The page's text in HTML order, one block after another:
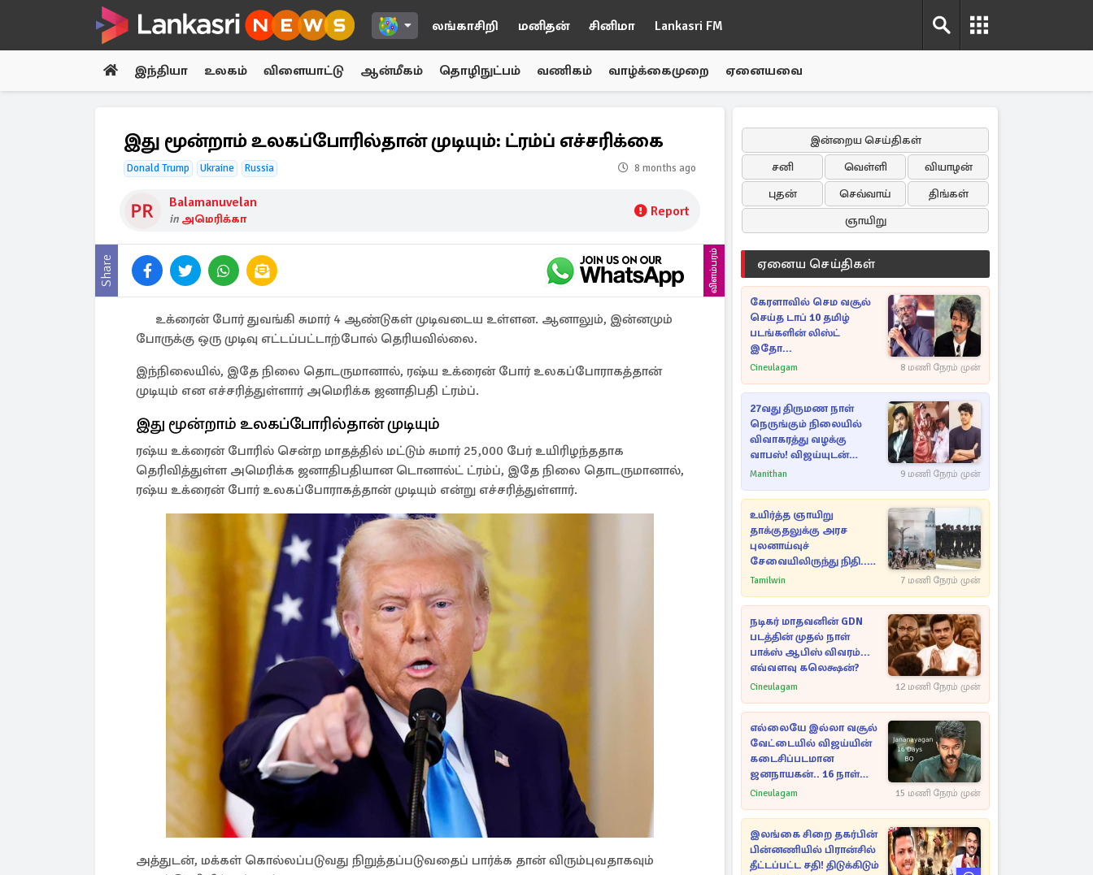
லங்காசிறி மனிதன் சினிமா Lankasri FM
இந்தியா உலகம் விளையாட்டு ஆன்மீகம் தொழிநுட்பம் வணிகம் வாழ்க்கைமுறை ஏனையவை
இது மூன்றாம் உலகப்போரில்தான் முடியும்: ட்ரம்ப் எச்சரிக்கை
Donald Trump Ukraine Russia 8 months ago
Balamanuvelan
in அமெரிக்கா Report
Share விளம்பரம்
உக்ரைன் போர் துவங்கி சுமார் 4 ஆண்டுகள் முடிவடைய உள்ளன. ஆனாலும், இன்னமும்
போருக்கு ஒரு முடிவு எட்டப்பட்டாற்போல் தெரியவில்லை.
இந்நிலையில், இதே நிலை தொடருமானால், ரஷ்ய உக்ரைன் போர் உலகப்போராகத்தான்
முடியும் என எச்சரித்துள்ளார் அமெரிக்க ஜனாதிபதி ட்ரம்ப்.
இது மூன்றாம் உலகப்போரில்தான் முடியும்
ரஷ்ய உக்ரைன் போரில் சென்ற மாதத்தில் மட்டும் சுமார் 25,000 பேர் உயிரிழந்ததாக
தெரிவித்துள்ள அமெரிக்க ஜனாதிபதியான டொனால்ட் ட்ரம்ப், இதே நிலை தொடருமானால்,
ரஷ்ய உக்ரைன் போர் உலகப்போராகத்தான் முடியும் என்று எச்சரித்துள்ளார்.
அத்துடன், மக்கள் கொல்லப்படுவது நிறுத்தப்படுவதைப் பார்க்க தான் விரும்புவதாகவும்
இன்றைய செய்திகள்
சனி
வெள்ளி
வியாழன்
புதன்
செவ்வாய்
திங்கள்
ஞாயிறு
ஏனைய செய்திகள்
கேரளாவில் செம வசூல்
செய்த டாப் 10 தமிழ்
படங்களின் லிஸ்ட்
இதோ...
Cineulagam 8 மணி நேரம் முன்
27வது திருமண நாள்
நெருங்கும் நிலையில்
விவாகரத்து வழக்கு
வாபஸ்! விஜய்யுடன்
மீண்டும் இணைவாரா?
Manithan 9 மணி நேரம் முன்
உயிர்த்த ஞாயிறு
தாக்குதலுக்கு அரச
புலனாய்வுச்
சேவையிலிருந்து நிதி..
வெளியான அதிர்ச்சி
Tamilwin 7 மணி நேரம் முன்
நடிகர் மாதவனின் GDN
படத்தின் முதல் நாள்
பாக்ஸ் ஆபிஸ் விவரம்...
எவ்வளவு கலெக்ஷன்?
Cineulagam 12 மணி நேரம் முன்
எல்லையே இல்லா வசூல்
வேட்டையில் விஜய்யின்
கடைசிப்படமான
ஜனநாயகன்.. 16 நாள்
பாக்ஸ் ஆபிஸ்
Cineulagam 15 மணி நேரம் முன்
இலங்கை சிறை தகர்பின்
பின்னணியில் பிரான்சில்
தீட்டப்பட்ட சதி! திடுக்கிடும்